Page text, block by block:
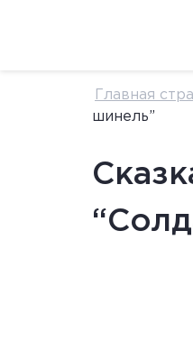
Главная
шинель”